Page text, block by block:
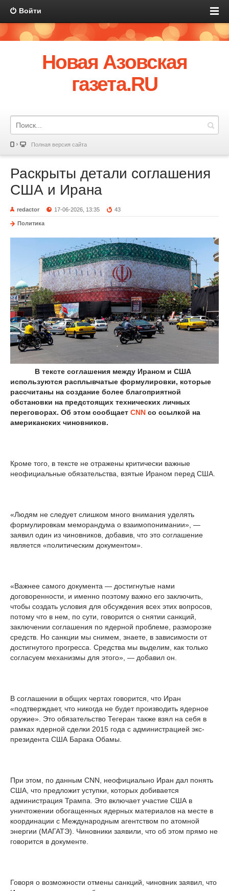
Войти
Новая Азовская
газета.RU
Полная версия сайта
Раскрыты детали соглашения
США и Ирана
redactor 17-06-2026, 13:35 43
Политика
В тексте соглашения между Ираном и США
используются расплывчатые формулировки, которые
рассчитаны на создание более благоприятной
обстановки на предстоящих технических личных
переговорах. Об этом сообщает CNN со ссылкой на
американских чиновников.
Кроме того, в тексте не отражены критически важные
неофициальные обязательства, взятые Ираном перед США.
«Людям не следует слишком много внимания уделять
формулировкам меморандума о взаимопонимании», —
заявил один из чиновников, добавив, что это соглашение
является «политическим документом».
«Важнее самого документа — достигнутые нами
договоренности, и именно поэтому важно его заключить,
чтобы создать условия для обсуждения всех этих вопросов,
потому что в нем, по сути, говорится о снятии санкций,
заключении соглашения по ядерной проблеме, разморозке
средств. Но санкции мы снимем, знаете, в зависимости от
достигнутого прогресса. Средства мы выделим, как только
согласуем механизмы для этого», — добавил он.
В соглашении в общих чертах говорится, что Иран
«подтверждает, что никогда не будет производить ядерное
оружие». Это обязательство Тегеран также взял на себя в
рамках ядерной сделки 2015 года с администрацией экс-
президента США Барака Обамы.
При этом, по данным CNN, неофициально Иран дал понять
США, что предложит уступки, которых добивается
администрация Трампа. Это включает участие США в
уничтожении обогащенных ядерных материалов на месте в
координации с Международным агентством по атомной
энергии (МАГАТЭ). Чиновники заявили, что об этом прямо не
говорится в документе.
Говоря о возможности отмены санкций, чиновник заявил, что